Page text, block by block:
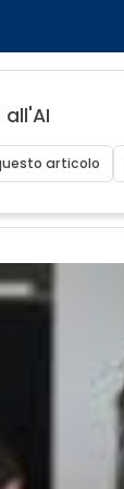
articolo